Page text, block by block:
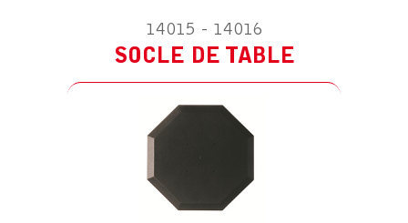
14015 - 14016
SOCLE DE TABLE
ACCESSOIRE POUR TELLUS ROTULE
TRANSFORMATEUR EU 100-240/24V